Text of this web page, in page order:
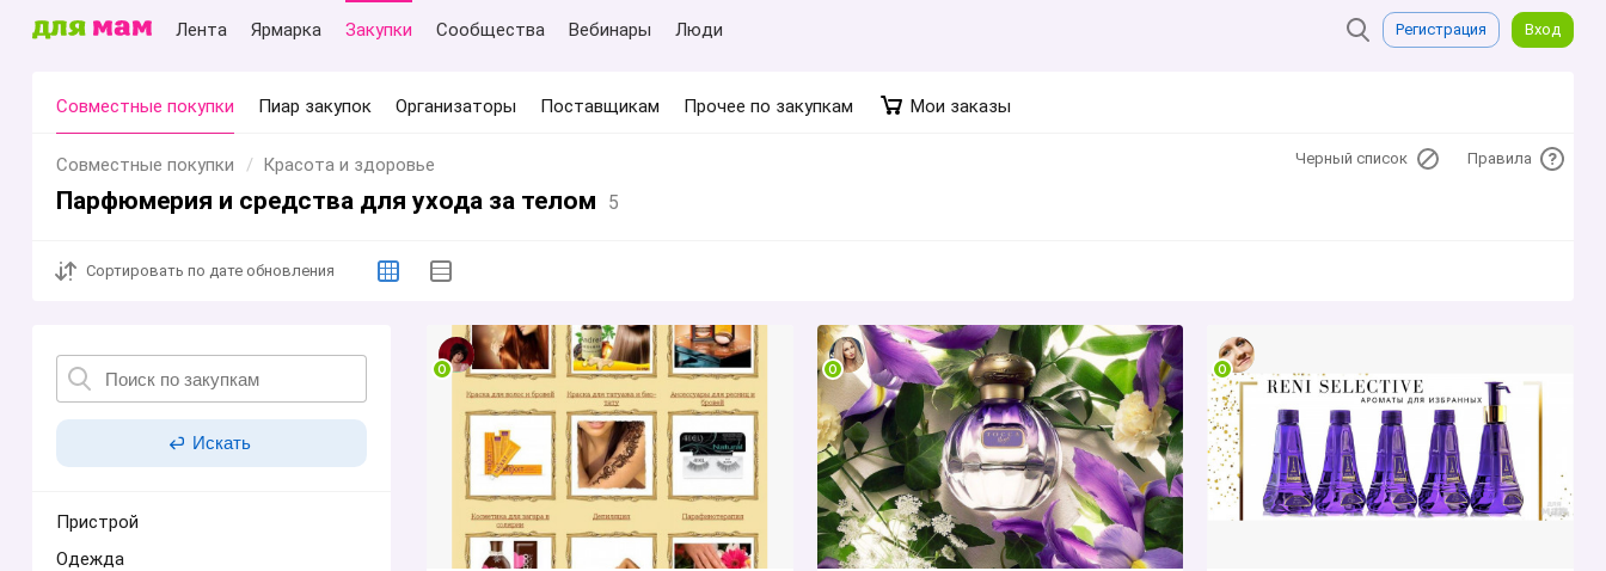
Лента Ярмарка Закупки Сообщества Вебинары Люди Регистрация Вход
Совместные покупки Пиар закупок Организаторы Поставщикам Прочее по закупкам Мои заказы
Черный список Правила
Совместные покупки Красота и здоровье
Парфюмерия и средства для ухода за телом 5
Сортировать по дате обновления
Искать
Пристрой
Одежда